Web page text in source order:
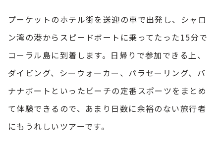
プーケットのホテル街を送迎の車で出発し、シャロ
ン湾の港からスピードボートに乗ってたった15分で
コーラル島に到着します。日帰りで参加できる上、
ダイビング、シーウォーカー、パラセーリング、バ
ナナボートといったビーチの定番スポーツをまとめ
て体験できるので、あまり日数に余裕のない旅行者
にもうれしいツアーです。